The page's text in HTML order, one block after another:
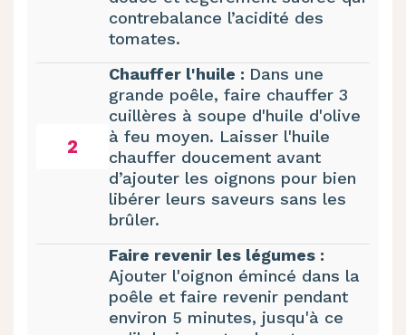
contrebalance l’acidité des
tomates.
2
Chauffer l'huile : Dans une
grande poêle, faire chauffer 3
cuillères à soupe d'huile d'olive
à feu moyen. Laisser l'huile
chauffer doucement avant
d’ajouter les oignons pour bien
libérer leurs saveurs sans les
brûler.
Faire revenir les légumes :
Ajouter l'oignon émincé dans la
poêle et faire revenir pendant
environ 5 minutes, jusqu'à ce